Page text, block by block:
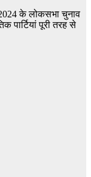
के लोकसभा चुनाव
पार्टियां पूरी तरह से